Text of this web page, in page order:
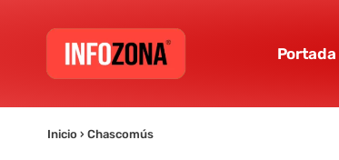
Portada
Inicio › Chascomús